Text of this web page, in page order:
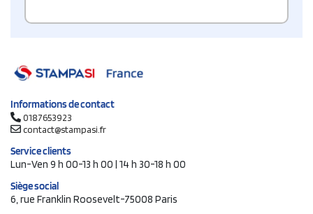
Informations de contact
0187653923
contact@stampasi.fr
Service clients
Lun-Ven 9 h 00-13 h 00 | 14 h 30-18 h 00
Siège social
6, rue Franklin Roosevelt-75008 Paris